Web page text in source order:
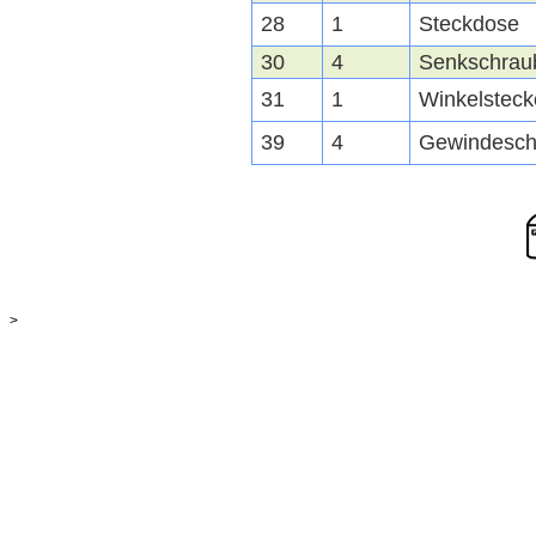
28
1
Steckdose
30
4
31
1
39
4
>